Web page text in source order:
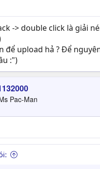
-> double click là giải
để upload hả ? Để
:")
Pac-Man